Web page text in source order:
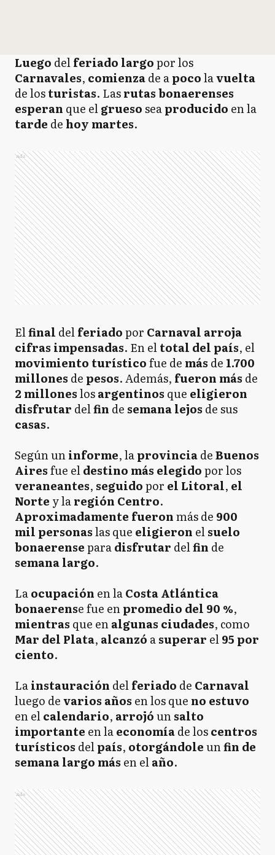
Luego delferiado largopor los
Carnavales, comienzade apocolavuelta
de losturistas. Lasrutas bonaerenses
esperan que elgruesoseaproducido en la
tarde de hoy martes.
Ads
Elfinal delferiadopor Carnaval arroja
cifras impensadas. En eltotal del país, el
movimiento turísticofue de más de 1.700
millones de pesos. Además, fueron más de
2 milloneslosargentinos que eligieron
disfrutar delfin de semana lejos de sus
casas.
Según uninforme, laprovinciadeBuenos
Airesfue eldestino más elegidopor los
veraneantes, seguidopor el Litoral, el
Norte y laregión Centro.
Aproximadamente fueronmás de 900
mil personaslas que eligieron elsuelo
bonaerenseparadisfrutar delfin de
semana largo.
Laocupación en laCosta Atlántica
bonaerense fue enpromedio del 90 %,
mientras que enalgunas ciudades, como
Mar del Plata, alcanzó asuperar el95 por
ciento.
Lainstauración delferiado de Carnaval
luego devarios años en los que no estuvo
en elcalendario, arrojóunsalto
importante en laeconomíade loscentros
turísticos delpaís, otorgándoleunfin de
semana largo más en elaño.
Ads